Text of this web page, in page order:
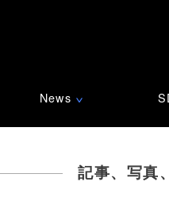
News ∨
記事、写真